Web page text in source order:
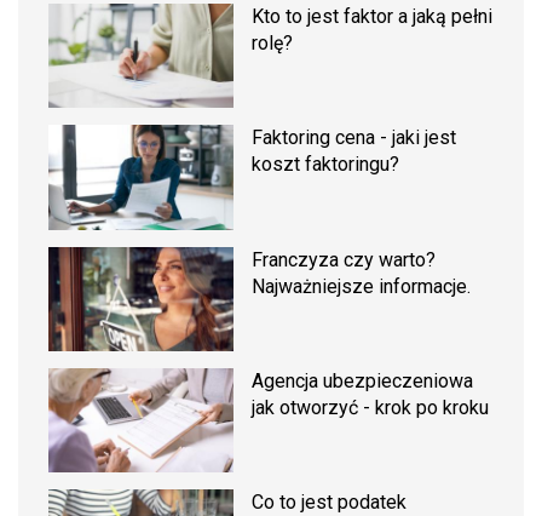
Kto to jest faktor a jaką pełni
rolę?
Faktoring cena - jaki jest
koszt faktoringu?
Franczyza czy warto?
Najważniejsze informacje.
Agencja ubezpieczeniowa
jak otworzyć - krok po kroku
Co to jest podatek